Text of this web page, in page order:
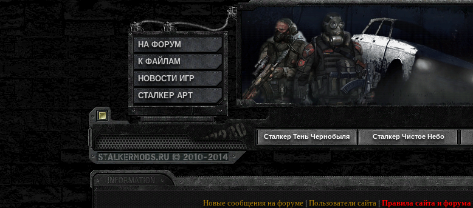
НА ФОРУМ
К ФАЙЛАМ
НОВОСТИ ИГР
СТАЛКЕР АРТ
Сталкер Тень Чернобыля Сталкер Чистое Небо
Новые сообщения на форуме | Пользователи сайта | Правила сайта и форума